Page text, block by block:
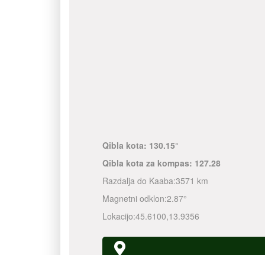
Qibla kota: 130.15°
Qibla kota za kompas: 127.28
Razdalja do Kaaba:3571 km
Magnetni odklon:2.87°
Lokacijo:45.6100,13.9356